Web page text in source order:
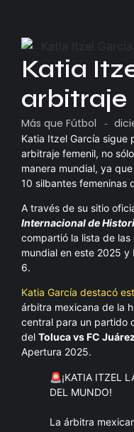
Katia
arbitraje
Más que Fútbol -
Katia Itzel García sigue
arbitraje femenil, no
manera mundial, ya
10 silbantes femeninas
A través de su sitio
Internacional de
compartió la lista de
mundial en este 2025
6.
Katia García destacó
árbitra mexicana de la
central para un partido
del Toluca vs FC
Apertura 2025.
🚨¡KATIA ITZEL
DEL MUNDO!
La árbitra